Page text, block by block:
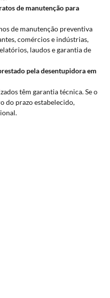
de manutenção para
de manutenção preventiva
comércios e indústrias,
laudos e garantia de
pela desentupidora em
têm garantia técnica. Se o
do prazo estabelecido,